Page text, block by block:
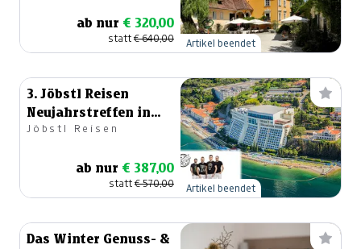
ab nur € 320,00
statt€ 640,00 Artikel beendet
3. Jöbstl Reisen
Neujahrstreffen in
Portorož
Jöbstl Reisen
ab nur € 387,00
statt€ 570,00 Artikel beendet
Das Winter Genuss- &